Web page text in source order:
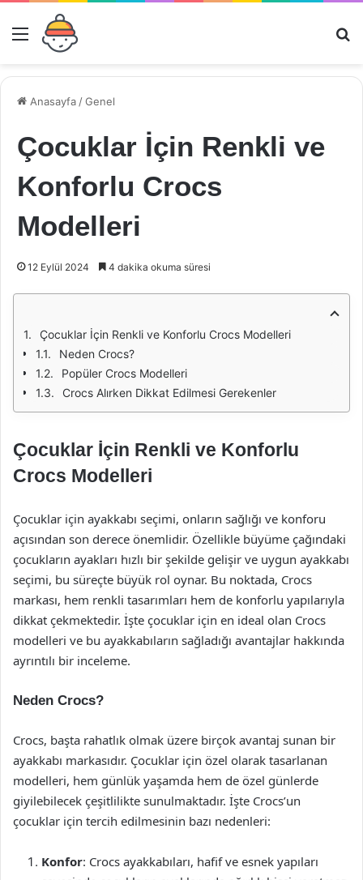
Menü
Anasayfa /Genel
Çocuklar İçin Renkli ve
Konforlu Crocs
Modelleri
12 Eylül 2024 4 dakika okuma süresi
Çocuklar İçin Renkli ve Konforlu Crocs Modelleri
Neden Crocs?
Popüler Crocs Modelleri
Crocs Alırken Dikkat Edilmesi Gerekenler
Çocuklar İçin Renkli ve Konforlu
Crocs Modelleri
Çocuklar için ayakkabı seçimi, onların sağlığı ve konforu
açısından son derece önemlidir. Özellikle büyüme çağındaki
çocukların ayakları hızlı bir şekilde gelişir ve uygun ayakkabı
seçimi, bu süreçte büyük rol oynar. Bu noktada, Crocs
markası, hem renkli tasarımları hem de konforlu yapılarıyla
dikkat çekmektedir. İşte çocuklar için en ideal olan Crocs
modelleri ve bu ayakkabıların sağladığı avantajlar hakkında
ayrıntılı bir inceleme.
Neden Crocs?
Crocs, başta rahatlık olmak üzere birçok avantaj sunan bir
ayakkabı markasıdır. Çocuklar için özel olarak tasarlanan
modelleri, hem günlük yaşamda hem de özel günlerde
giyilebilecek çeşitlilikte sunulmaktadır. İşte Crocs’un
çocuklar için tercih edilmesinin bazı nedenleri:
Konfor: Crocs ayakkabıları, hafif ve esnek yapıları